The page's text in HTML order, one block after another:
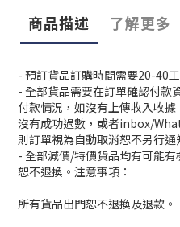
商品描述 了解更多
- 預訂貨品訂購時間需要20-40工
- 全部貨品需要在訂單確認付款
付款情況，如沒有上傳收入收據
沒有成功過數，或者inbox/
則訂單視為自動取消恕不另行通
- 全部減價/特價貨品均有可能有
恕不退換。注意事項：
所有貨品出門恕不退換及退款。